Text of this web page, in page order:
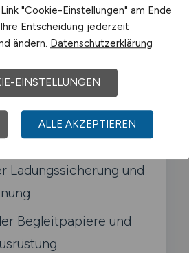
für
in Meißen
Güter auf
ADR
Ladungssicherung und
Begleitpapiere und
"Cookie-Einstellungen" am Ende
Entscheidung jederzeit
ändern. Datenschutzerklärung
EINSTELLUNGEN
ALLE AKZEPTIEREN